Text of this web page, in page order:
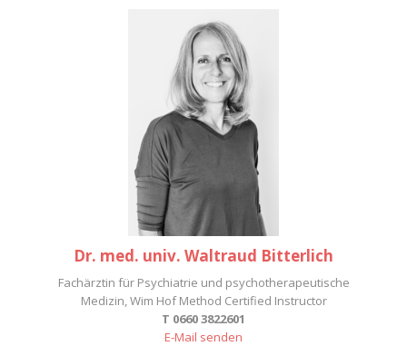
Dr. med. univ. Waltraud Bitterlich
Fachärztin für Psychiatrie und psychotherapeutische
Medizin, Wim Hof Method Certified Instructor
T 0660 3822601
E-Mail senden